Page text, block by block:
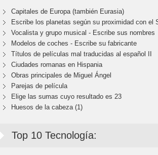
Capitales de Europa (también Eurasia)
Escribe los planetas según su proximidad con el
Vocalista y grupo musical - Escribe sus nombres
Modelos de coches - Escribe su fabricante
Títulos de películas mal traducidas al español II
Ciudades romanas en Hispania
Obras principales de Miguel Ángel
Parejas de película
Elige las sumas cuyo resultado es 23
Huesos de la cabeza (1)
Top 10 Tecnología: